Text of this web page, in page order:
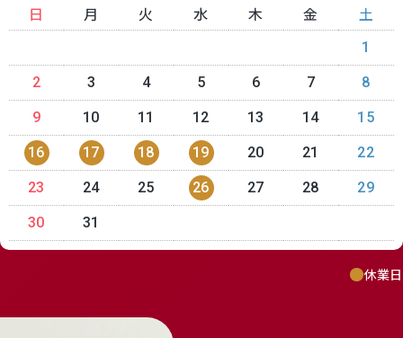
日
月 火 水 木 金 土
1
2 3 4 5 6 7 8
9 10 11 12 13 14 15
16 17 18 19 20 21 22
23 24 25 26 27 28 29
30 31
休業日